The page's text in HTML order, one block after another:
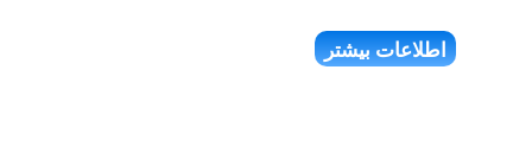
5,000,000 ریال
اطلاعات بیشتر